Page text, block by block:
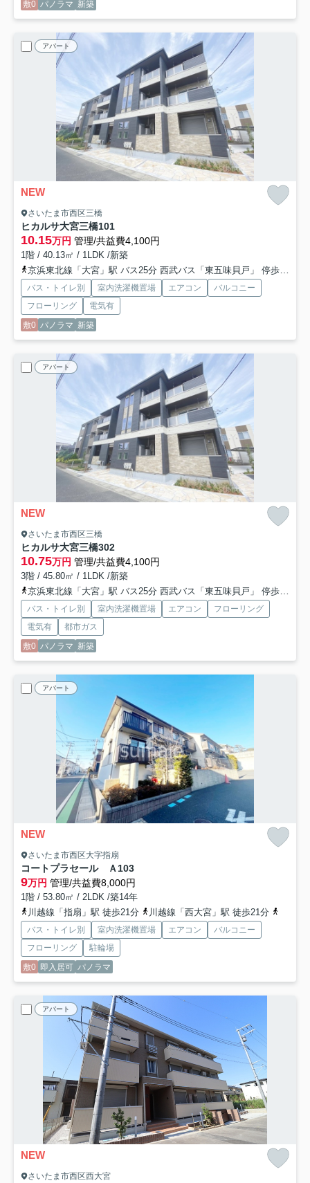
敷0 パノラマ 新築
アパート
NEW
さいたま市西区三橋
ヒカルサ大宮三橋101
10.15万円 管理/共益費4,100円
1階 / 40.13㎡ / 1LDK /新築
京浜東北線「大宮」駅 バス25分 西武バス「東五味貝戸」 停歩4分
バス・トイレ別 室内洗濯機置場 エアコン
バルコニー
フローリング
電気有
敷0 パノラマ 新築
アパート
NEW
さいたま市西区三橋
ヒカルサ大宮三橋302
10.75万円 管理/共益費4,100円
3階 / 45.80㎡ / 1LDK /新築
京浜東北線「大宮」駅 バス25分 西武バス「東五味貝戸」 停歩4分
バス・トイレ別 室内洗濯機置場 エアコン
フローリング
電気有
都市ガス
敷0 パノラマ 新築
アパート
NEW
さいたま市西区大字指扇
コートプラセール Ａ103
9万円 管理/共益費8,000円
1階 / 53.80㎡ / 2LDK /築14年
川越線「指扇」駅 徒歩21分
川越線「西大宮」駅 徒歩21分
バス・トイレ別 室内洗濯機置場 エアコン
バルコニー
フローリング
駐輪場
敷0 即入居可 パノラマ
アパート
NEW
さいたま市西区西大宮